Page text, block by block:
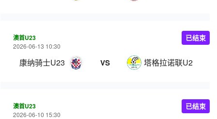
澳首U23
2026-06-13 10:30
康纳骑士U23 VS 塔格拉诺联U23
已结束
澳首U23
2026-06-10 15:30
已结束